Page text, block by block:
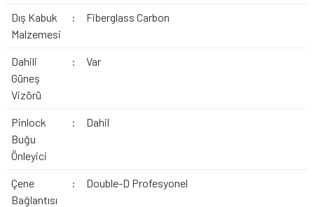
Dış Kabuk
Malzemesi
: Fiberglass Carbon
Dahili
Güneş
Vizörü
: Var
Pinlock
Buğu
Önleyici
: Dahil
Çene
Bağlantısı
: Double-D Profesyonel